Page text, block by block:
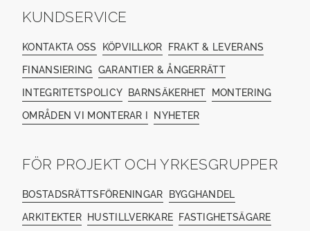
KUNDSERVICE
KONTAKTA OSS KÖPVILLKOR FRAKT & LEVERANS
FINANSIERING GARANTIER & ÅNGERRÄTT
INTEGRITETSPOLICY BARNSÄKERHET MONTERING
OMRÅDEN VI MONTERAR I NYHETER
FÖR PROJEKT OCH YRKESGRUPPER
BOSTADSRÄTTSFÖRENINGAR BYGGHANDEL
ARKITEKTER HUSTILLVERKARE FASTIGHETSÄGARE